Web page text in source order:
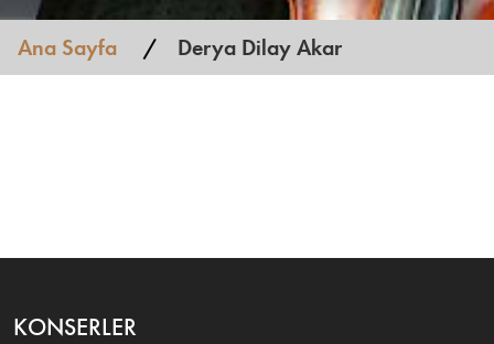
Ana Sayfa Derya Dilay Akar
KONSERLER